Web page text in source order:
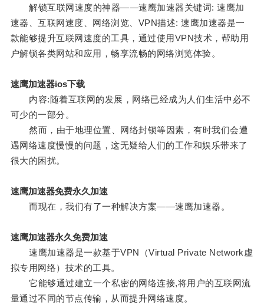
解锁互联网速度的神器——速鹰加速器关键词: 速鹰加
速器、互联网速度、网络浏览、VPN描述: 速鹰加速器是一
款能够提升互联网速度的工具，通过使用VPN技术，帮助用
户解锁各类网站和应用，畅享流畅的网络浏览体验。
速鹰加速器ios下载
内容:随着互联网的发展，网络已经成为人们生活中必不
可少的一部分。
然而，由于地理位置、网络封锁等因素，有时我们会遭
遇网络速度慢慢的问题，这无疑给人们的工作和娱乐带来了
很大的困扰。
速鹰加速器免费永久加速
而现在，我们有了一种解决方案——速鹰加速器。
速鹰加速器永久免费加速
速鹰加速器是一款基于VPN（Virtual Private Network虚
拟专用网络）技术的工具。
它能够通过建立一个私密的网络连接,将用户的互联网流
量通过不同的节点传输，从而提升网络速度。